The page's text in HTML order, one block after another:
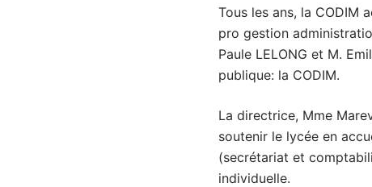
Tous les ans, la CODIM
pro gestion
Paule LELONG et M.
publique: la CODIM.
La directrice, Mme
soutenir le lycée en
(secrétariat et
individuelle.